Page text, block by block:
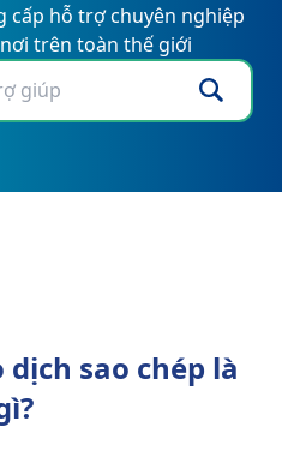
cấp hỗ trợ chuyên nghiệp
trên toàn thế giới
dịch sao chép là